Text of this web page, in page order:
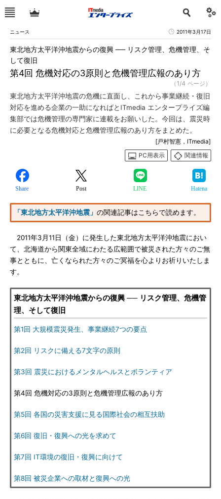
ニュース 2011年3月17日
第4回 危機対応の3原則と危機管理広報のあり方
東北地方太平洋沖地震からの復興 ── リスク管理、危機管理、そ
して復旧
（1/4 ページ）
東北地方太平洋沖地震の危機に直面し、これから事業継続・復旧
対応を進める企業の一助になればとITmedia エンタープライズ編
集部では危機管理の専門家に連載をお願いした。今回は、震災時
に必要となる危機対応と危機管理広報のあり方をまとめた。
[戸村智憲，ITmedia]
PC用表示
関連情報
Share Post LINE Hatena
「東北地方太平洋沖地震」 の関連記事はこちらで読めます。
2011年3月11日（金）に発生した東北地方太平洋沖地震におい
て、北海道から関東全域にわたる広範囲で被災された方々のご無
事とともに、亡くなられた方々のご冥福を心よりお祈りいたしま
す。
東北地方太平洋沖地震からの復興 ── リスク管理、危機管
理、そして復旧
第1回 大規模震災発生、事業継続7つの要点
第2回 リスクに備える7文字の原則
第3回 震災におけるメンタルヘルスとボランティア
第4回 危機対応の3原則と危機管理広報のあり方
第5回 各国の災害支援に見る国際社会の相互扶助
第6回 復旧・復興への光を求めて
第7回 IT環境の復旧・復興に向けて
第8回 被災企業への取材と復興への光